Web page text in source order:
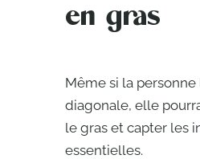
en gras
Même si la personne
diagonale, elle
le gras et capter les
essentielles.